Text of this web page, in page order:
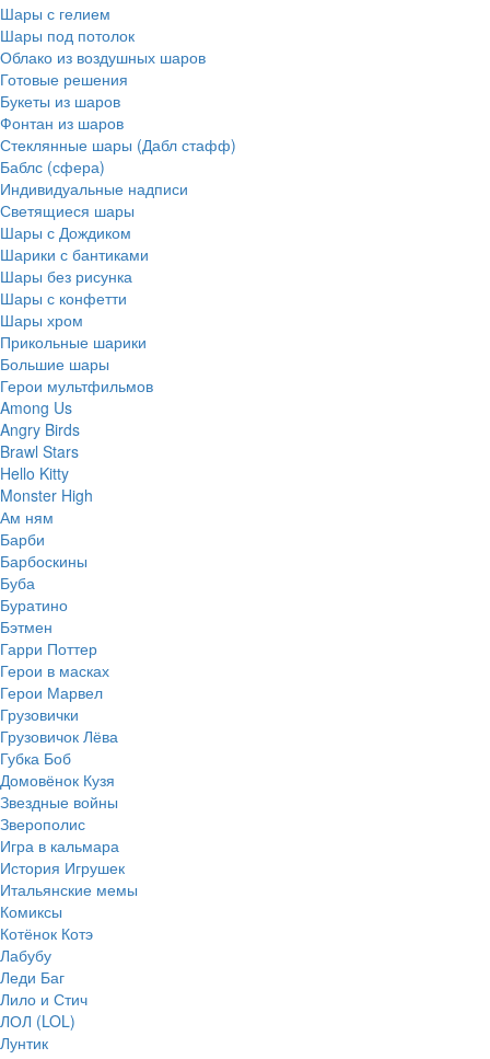
Шары с гелием
Шары под потолок
Облако из воздушных шаров
Готовые решения
Букеты из шаров
Фонтан из шаров
Стеклянные шары (Дабл стафф)
Баблс (сфера)
Индивидуальные надписи
Светящиеся шары
Шары с Дождиком
Шарики с бантиками
Шары без рисунка
Шары с конфетти
Шары хром
Прикольные шарики
Большие шары
Герои мультфильмов
Among Us
Angry Birds
Brawl Stars
Hello Kitty
Monster High
Ам ням
Барби
Барбоскины
Буба
Буратино
Бэтмен
Гарри Поттер
Герои в масках
Герои Марвел
Грузовички
Грузовичок Лёва
Губка Боб
Домовёнок Кузя
Звездные войны
Зверополис
Игра в кальмара
История Игрушек
Итальянские мемы
Комиксы
Котёнок Котэ
Лабубу
Леди Баг
Лило и Стич
ЛОЛ (LOL)
Лунтик